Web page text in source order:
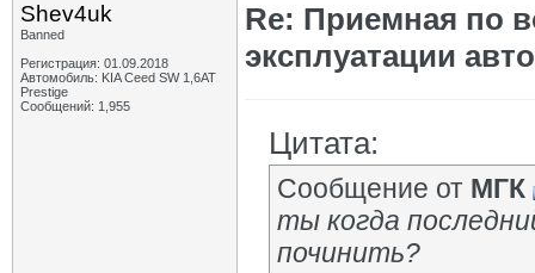
Shev4uk
Banned
Регистрация: 01.09.2018
Автомобиль: KIA Ceed SW 1,6AT
Prestige
Сообщений: 1,955
Re: Приемная по
эксплуатации
Цитата:
Сообщение от МГК
ты когда
починить?